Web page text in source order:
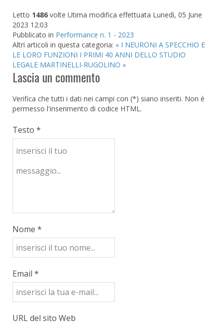
Letto 1486 volte Utima modifica effettuata Lunedì, 05 June
2023 12:03
Pubblicato in Performance n. 1 - 2023
Altri articoli in questa categoria: « I NEURONI A SPECCHIO E
LE LORO FUNZIONI I PRIMI 40 ANNI DELLO STUDIO
LEGALE MARTINELLI-RUGOLINO »
Lascia un commento
Verifica che tutti i dati nei campi con (*) siano inseriti. Non è
permesso l'inserimento di codice HTML.
Testo *
Nome *
Email *
URL del sito Web